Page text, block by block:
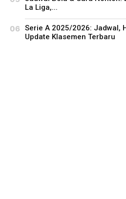
La Liga,...
Serie A 2025/2026: Jadwal,
Update Klasemen Terbaru